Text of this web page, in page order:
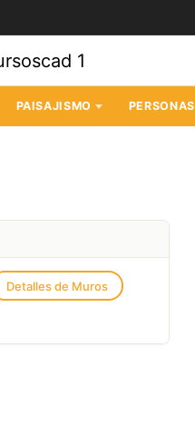
PAISAJISMO PERSONAS
Detalles de Muros